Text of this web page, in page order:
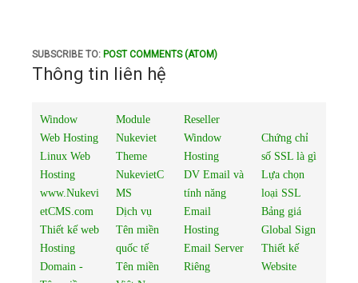
SUBSCRIBE TO: POST COMMENTS (ATOM)
Thông tin liên hệ
Window
Web Hosting
Linux Web
Hosting
www.Nukevi
etCMS.com
Thiết kế web
Hosting
Domain -
Module
Nukeviet
Theme
NukevietC
MS
Dịch vụ
Tên miền
quốc tế
Tên miền
Reseller
Window
Hosting
DV Email và
tính năng
Email
Hosting
Email Server
Riêng
Chứng chỉ
số SSL là gì
Lựa chọn
loại SSL
Bảng giá
Global Sign
Thiết kế
Website